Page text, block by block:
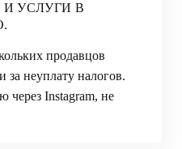
И УСЛУГИ В
продавцов
за неуплату налогов.
через Instagram, не